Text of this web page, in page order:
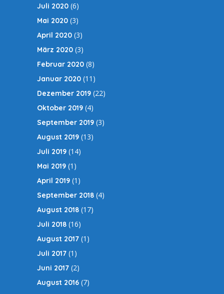
Juli 2020 (6)
Mai 2020 (3)
April 2020 (3)
März 2020 (3)
Februar 2020 (8)
Januar 2020 (11)
Dezember 2019 (22)
Oktober 2019 (4)
September 2019 (3)
August 2019 (13)
Juli 2019 (14)
Mai 2019 (1)
April 2019 (1)
September 2018 (4)
August 2018 (17)
Juli 2018 (16)
August 2017 (1)
Juli 2017 (1)
Juni 2017 (2)
August 2016 (7)